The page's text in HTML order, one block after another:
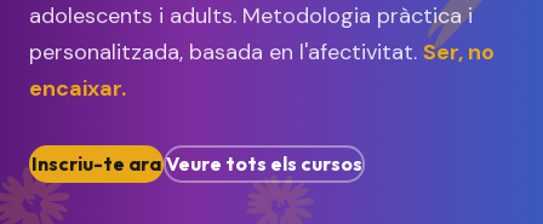
adolescents i adults. Metodologia pràctica i
personalitzada, basada en l'afectivitat. Ser, no
encaixar.
Inscriu-te ara Veure tots els cursos